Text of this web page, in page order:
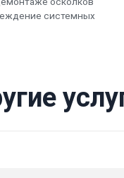
системных